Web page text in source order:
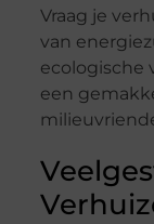
Vraag je
van
ecologische
een